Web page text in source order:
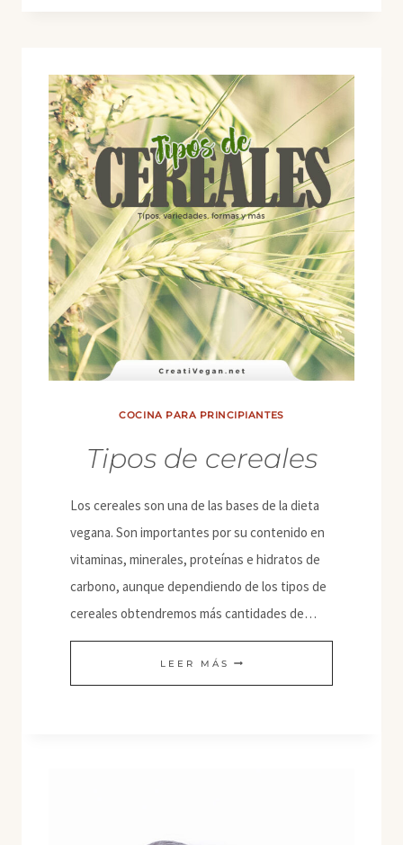
COCINA PARA PRINCIPIANTES
Tipos de cereales
Los cereales son una de las bases de la dieta
vegana. Son importantes por su contenido en
vitaminas, minerales, proteínas e hidratos de
carbono, aunque dependiendo de los tipos de
cereales obtendremos más cantidades de…
LEER MÁS TIPOS
DE